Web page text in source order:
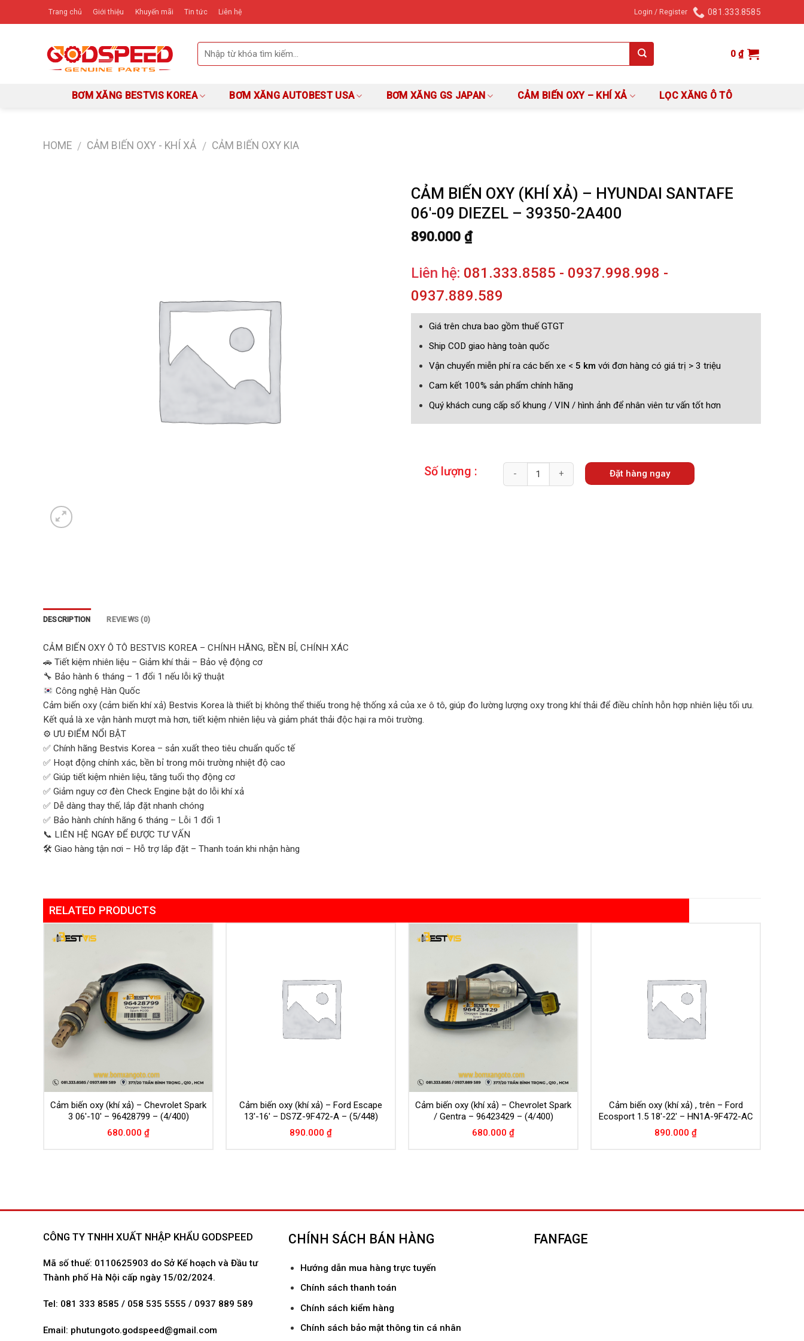
Trang chủ Giới thiệu Khuyến mãi Tin tức Liên hệ Login / Register 081.333.8585
0₫
BƠM XĂNG BESTVIS KOREA BƠM XĂNG AUTOBEST USA BƠM XĂNG GS JAPAN CẢM BIẾN OXY – KHÍ XẢ LỌC XĂNG Ô TÔ
HOME / CẢM BIẾN OXY - KHÍ XẢ / CẢM BIẾN OXY KIA
CẢM BIẾN OXY (KHÍ XẢ) – HYUNDAI SANTAFE
06′-09 DIEZEL – 39350-2A400
890.000 ₫
Liên hệ: 081.333.8585 - 0937.998.998 -
0937.889.589
Giá trên chưa bao gồm thuế GTGT
Ship COD giao hàng toàn quốc
Vận chuyển miễn phí ra các bến xe < 5 km với đơn hàng có giá trị > 3 triệu
Cam kết 100% sản phẩm chính hãng
Quý khách cung cấp số khung / VIN / hình ảnh để nhân viên tư vấn tốt hơn
Số lượng : Quantity
Đặt hàng ngay
DESCRIPTION REVIEWS (0)
CẢM BIẾN OXY Ô TÔ BESTVIS KOREA – CHÍNH HÃNG, BỀN BỈ, CHÍNH XÁC
🚗 Tiết kiệm nhiên liệu – Giảm khí thải – Bảo vệ động cơ
🔧 Bảo hành 6 tháng – 1 đổi 1 nếu lỗi kỹ thuật
Công nghệ Hàn Quốc
Cảm biến oxy (cảm biến khí xả) Bestvis Korea là thiết bị không thể thiếu trong hệ thống xả của xe ô tô, giúp đo lường lượng oxy trong khí thải để điều chỉnh hỗn hợp nhiên liệu tối ưu.
Kết quả là xe vận hành mượt mà hơn, tiết kiệm nhiên liệu và giảm phát thải độc hại ra môi trường.
⚙️ ƯU ĐIỂM NỔI BẬT
✅ Chính hãng Bestvis Korea – sản xuất theo tiêu chuẩn quốc tế
✅ Hoạt động chính xác, bền bỉ trong môi trường nhiệt độ cao
✅ Giúp tiết kiệm nhiên liệu, tăng tuổi thọ động cơ
✅ Giảm nguy cơ đèn Check Engine bật do lỗi khí xả
✅ Dễ dàng thay thế, lắp đặt nhanh chóng
✅ Bảo hành chính hãng 6 tháng – Lỗi 1 đổi 1
📞 LIÊN HỆ NGAY ĐỂ ĐƯỢC TƯ VẤN
🛠 Giao hàng tận nơi – Hỗ trợ lắp đặt – Thanh toán khi nhận hàng
RELATED PRODUCTS
Cảm biến oxy (khí xả) – Chevrolet Spark
3 06′-10′ – 96428799 – (4/400)
680.000 ₫
Cảm biến oxy (khí xả) – Ford Escape
13′-16′ – DS7Z-9F472-A – (5/448)
890.000 ₫
Cảm biến oxy (khí xả) – Chevrolet Spark
/ Gentra – 96423429 – (4/400)
680.000 ₫
Cảm biến oxy (khí xả) , trên – Ford
Ecosport 1.5 18′-22′ – HN1A-9F472-AC
890.000 ₫
CÔNG TY TNHH XUẤT NHẬP KHẨU GODSPEED
Mã số thuế: 0110625903 do Sở Kế hoạch và Đầu tư
Thành phố Hà Nội cấp ngày 15/02/2024.
Tel: 081 333 8585 / 058 535 5555 / 0937 889 589
Email: phutungoto.godspeed@gmail.com
CHÍNH SÁCH BÁN HÀNG
Hướng dẫn mua hàng trực tuyến
Chính sách thanh toán
Chính sách kiểm hàng
Chính sách bảo mật thông tin cá nhân
FANFAGE